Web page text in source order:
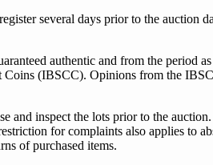
several days prior to the auction
authentic and from the period
Coins (IBSCC). Opinions from the
and inspect the lots prior to the auction.
for complaints also applies to
of purchased items.